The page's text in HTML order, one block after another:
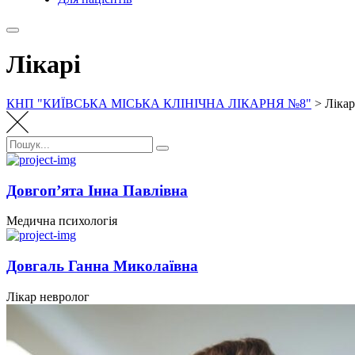
Лікарі
КНП "КИЇВСЬКА МІСЬКА КЛІНІЧНА ЛІКАРНЯ №8" >
Пошук:
Пошук
Довгоп’ята Інна Павлівна
Медична психологія
Довгаль Ганна Миколаївна
Лікар невролог